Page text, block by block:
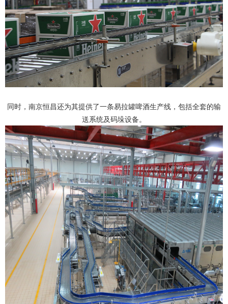
同时，南京恒昌还为其提供了一条易拉罐啤酒生产线，包括全套的输
送系统及码垛设备。